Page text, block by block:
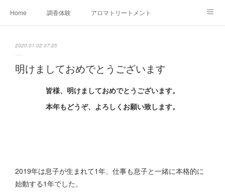
Home 調香体験 アロマトリートメントMenu
2020.01.02 07:25
明けましておめでとうございます
皆様、明けましておめでとうございます。
本年もどうぞ、よろしくお願い致します。
2019年は息子が生まれて1年、仕事も息子と一緒に本格的に
始動する1年でした。